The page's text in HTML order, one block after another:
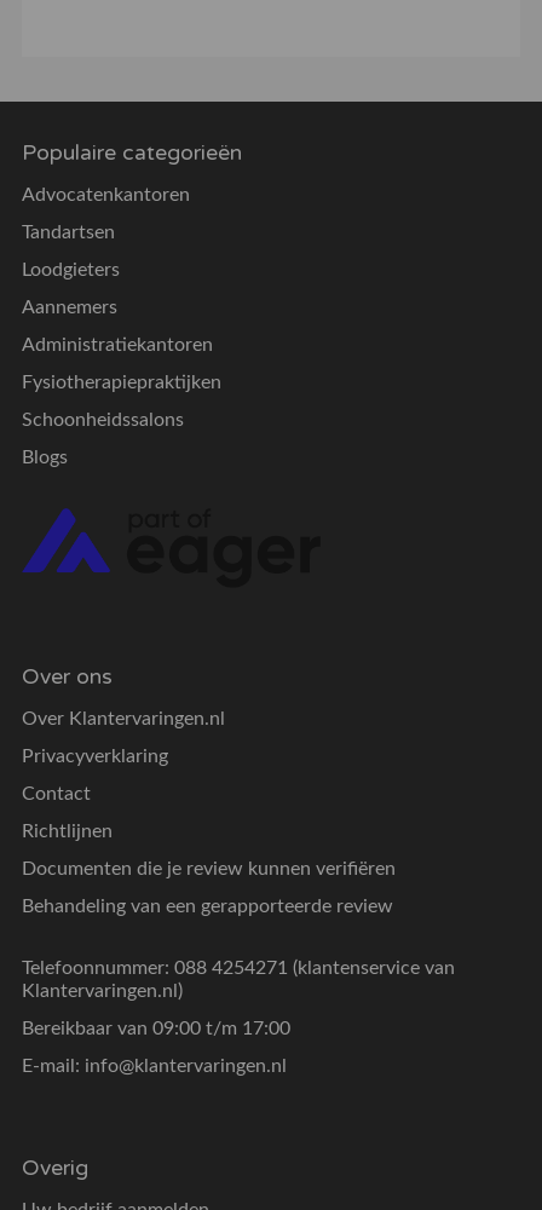
Populaire categorieën
Advocatenkantoren
Tandartsen
Loodgieters
Aannemers
Administratiekantoren
Fysiotherapiepraktijken
Schoonheidssalons
Blogs
Over ons
Over Klantervaringen.nl
Privacyverklaring
Contact
Richtlijnen
Documenten die je review kunnen verifiëren
Behandeling van een gerapporteerde review
Telefoonnummer: 088 4254271 (klantenservice van
Klantervaringen.nl)
Bereikbaar van 09:00 t/m 17:00
E-mail: info@klantervaringen.nl
Overig